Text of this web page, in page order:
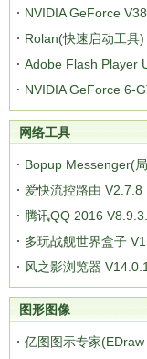
NVIDIA GeForce
Rolan(快速启动工具)
Adobe Flash Player
NVIDIA GeForce 6-
网络工具
Bopup Messenger(
爱快流控路由 V2.7.8
腾讯QQ 2016
多玩战舰世界盒子
风之影浏览器
图形图像
亿图图示专家